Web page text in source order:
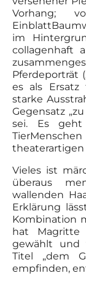
Vorhang;
im
collagenhaft
Pferdeporträt
es als Ersatz
starke
Gegensatz
sei. Es
theaterartigen
Vieles ist
überaus
wallenden
Erklärung
Kombination
hat Magritte
gewählt und
Titel „dem
empfinden,